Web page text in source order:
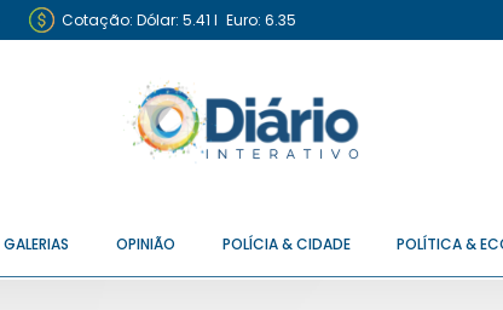
Cotação: Dólar: 5.41 I Euro: 6.35
GALERIAS OPINIÃO POLÍCIA & CIDADE POLÍTICA &